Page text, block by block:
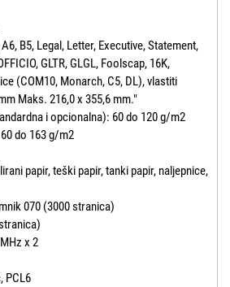
B5, Legal, Letter, Executive, Statement,
GLTR, GLGL, Foolscap, 16K,
(COM10, Monarch, C5, DL), vlastiti
Maks. 216,0 x 355,6 mm."
i opcionalna): 60 do 120 g/m2
do 163 g/m2
papir, teški papir, tanki papir, naljepnice,
070 (3000 stranica)
x 2
PCL6